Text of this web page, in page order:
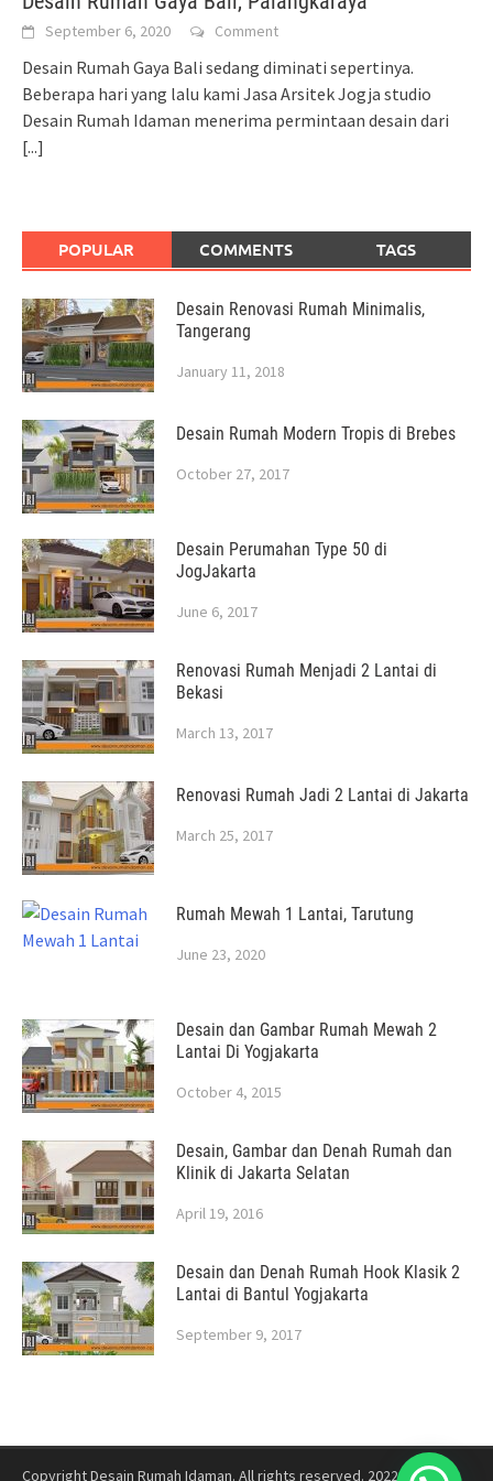
September 6, 2020 Comment
Desain Rumah Gaya Bali sedang diminati sepertinya.
Beberapa hari yang lalu kami Jasa Arsitek Jogja studio
Desain Rumah Idaman menerima permintaan desain dari
[...]
POPULAR COMMENTS TAGS
Desain Renovasi Rumah Minimalis,
Tangerang
January 11, 2018
Desain Rumah Modern Tropis di Brebes
October 27, 2017
Desain Perumahan Type 50 di
JogJakarta
June 6, 2017
Renovasi Rumah Menjadi 2 Lantai di
Bekasi
March 13, 2017
Renovasi Rumah Jadi 2 Lantai di Jakarta
March 25, 2017
Rumah Mewah 1 Lantai, Tarutung
June 23, 2020
Desain dan Gambar Rumah Mewah 2
Lantai Di Yogjakarta
October 4, 2015
Desain, Gambar dan Denah Rumah dan
Klinik di Jakarta Selatan
April 19, 2016
Desain dan Denah Rumah Hook Klasik 2
Lantai di Bantul Yogjakarta
September 9, 2017
Copyright Desain Rumah Idaman. All rights reserved. 2022 Jasa